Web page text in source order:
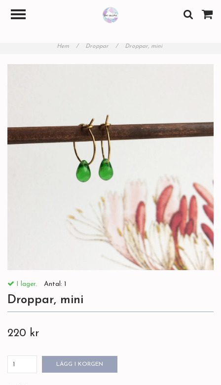
Hem / Droppar / Droppar, mini
I lager. Antal: 1
Droppar, mini
220 kr
LÄGG I KORGEN